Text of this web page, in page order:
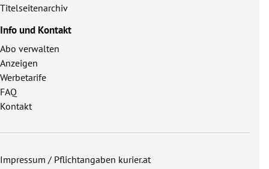
Titelseitenarchiv
Info und Kontakt
Abo verwalten
Anzeigen
Werbetarife
FAQ
Kontakt
Impressum / Pflichtangaben kurier.at